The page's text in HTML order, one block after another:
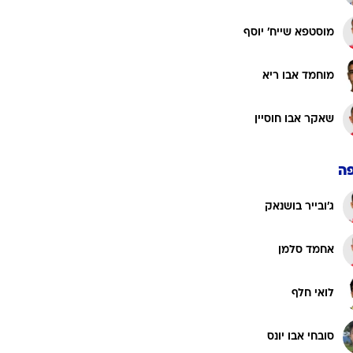
מוסטפא שייח' יוסף
מוחמד אבו ריא
שאקר אבו חוסיין
ג'ובייר בושנאק
אחמד סלמן
לואי חלף
סובחי אבו יונס